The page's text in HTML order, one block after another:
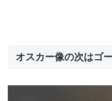
オスカー像の次はゴ